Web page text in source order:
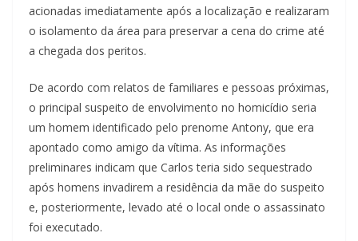
acionadas imediatamente após a localização e realizaram
o isolamento da área para preservar a cena do crime até
a chegada dos peritos.
De acordo com relatos de familiares e pessoas próximas,
o principal suspeito de envolvimento no homicídio seria
um homem identificado pelo prenome Antony, que era
apontado como amigo da vítima. As informações
preliminares indicam que Carlos teria sido sequestrado
após homens invadirem a residência da mãe do suspeito
e, posteriormente, levado até o local onde o assassinato
foi executado.